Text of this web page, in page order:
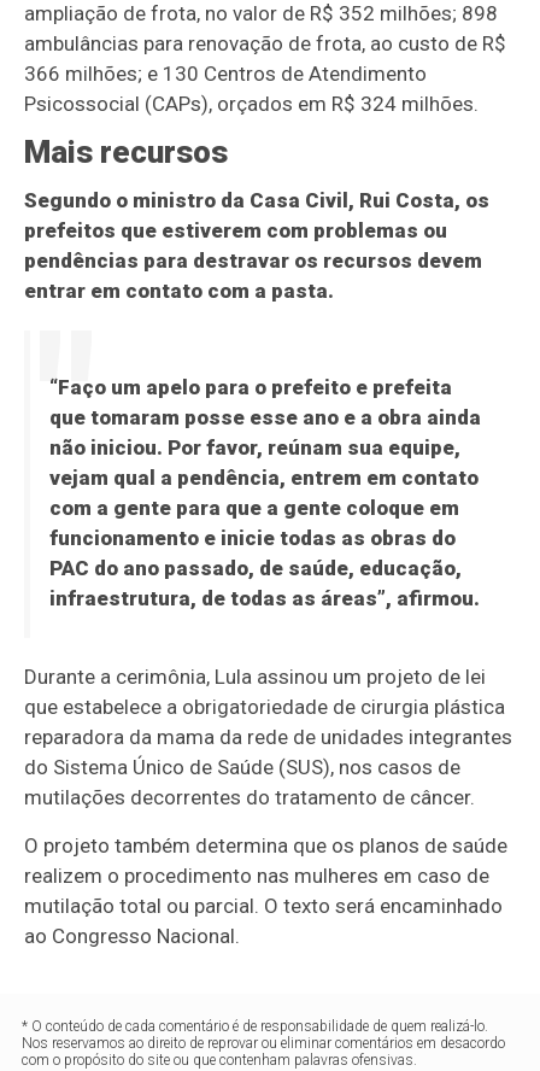
ampliação de frota, no valor de R$ 352 milhões; 898
ambulâncias para renovação de frota, ao custo de R$
366 milhões; e 130 Centros de Atendimento
Psicossocial (CAPs), orçados em R$ 324 milhões.
Mais recursos
Segundo o ministro da Casa Civil, Rui Costa, os
prefeitos que estiverem com problemas ou
pendências para destravar os recursos devem
entrar em contato com a pasta.
“Faço um apelo para o prefeito e prefeita
que tomaram posse esse ano e a obra ainda
não iniciou. Por favor, reúnam sua equipe,
vejam qual a pendência, entrem em contato
com a gente para que a gente coloque em
funcionamento e inicie todas as obras do
PAC do ano passado, de saúde, educação,
infraestrutura, de todas as áreas”, afirmou.
Durante a cerimônia, Lula assinou um projeto de lei
que estabelece a obrigatoriedade de cirurgia plástica
reparadora da mama da rede de unidades integrantes
do Sistema Único de Saúde (SUS), nos casos de
mutilações decorrentes do tratamento de câncer.
O projeto também determina que os planos de saúde
realizem o procedimento nas mulheres em caso de
mutilação total ou parcial. O texto será encaminhado
ao Congresso Nacional.
* O conteúdo de cada comentário é de responsabilidade de quem realizá-lo.
Nos reservamos ao direito de reprovar ou eliminar comentários em desacordo
com o propósito do site ou que contenham palavras ofensivas.